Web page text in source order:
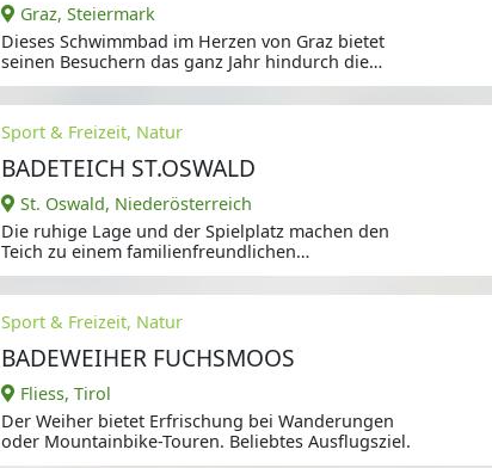
Graz, Steiermark
Dieses Schwimmbad im Herzen von Graz bietet
seinen Besuchern das ganz Jahr hindurch die
Möglichkeit
Sport & Freizeit, Natur
BADETEICH ST.OSWALD
St. Oswald, Niederösterreich
Die ruhige Lage und der Spielplatz machen den
Teich zu einem familienfreundlichen
Naherholungsziel.
Sport & Freizeit, Natur
BADEWEIHER FUCHSMOOS
Fliess, Tirol
Der Weiher bietet Erfrischung bei Wanderungen
oder Mountainbike-Touren. Beliebtes Ausflugsziel.